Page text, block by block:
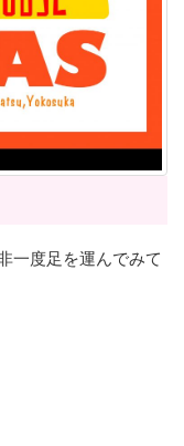
一度足を運んでみて